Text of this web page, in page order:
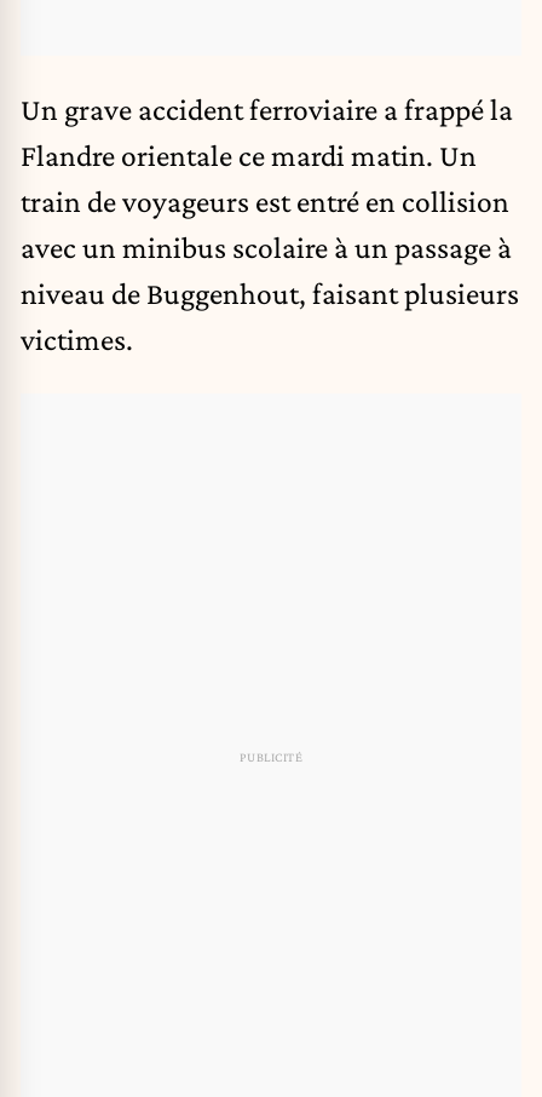
Un grave accident ferroviaire a frappé la
Flandre orientale ce mardi matin. Un
train de voyageurs est entré en collision
avec un minibus scolaire à un passage à
niveau de Buggenhout, faisant plusieurs
victimes.